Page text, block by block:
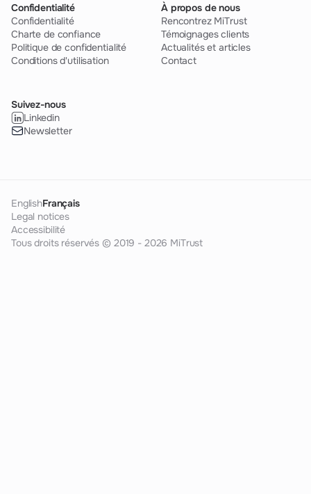
Confidentialité
Confidentialité
Charte de confiance
Politique de confidentialité
Conditions d'utilisation
À propos de nous
Rencontrez MiTrust
Témoignages clients
Actualités et articles
Contact
Suivez-nous
Linkedin
Newsletter
EnglishFrançais
Legal notices
Accessibilité
Tous droits réservés © 2019 - 2026 MiTrust